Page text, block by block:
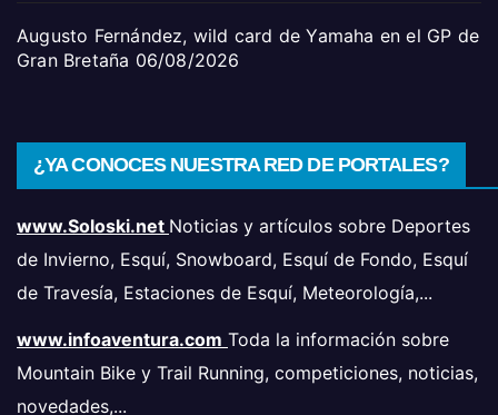
Augusto Fernández, wild card de Yamaha en el GP de
Gran Bretaña 06/08/2026
¿YA CONOCES NUESTRA RED DE PORTALES?
www.Soloski.net Noticias y artículos sobre Deportes
de Invierno, Esquí, Snowboard, Esquí de Fondo, Esquí
de Travesía, Estaciones de Esquí, Meteorología,...
www.infoaventura.com Toda la información sobre
Mountain Bike y Trail Running, competiciones, noticias,
novedades,...